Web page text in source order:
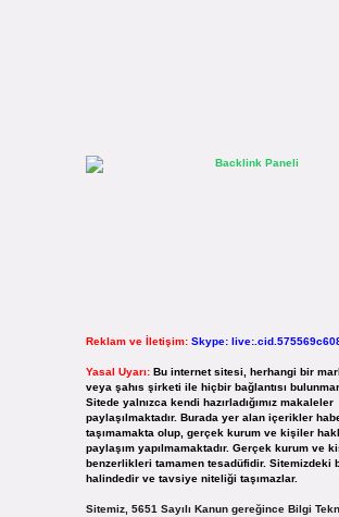
Reklam ve İletişim: Skype:
Yasal Uyarı: Bu internet sitesi, herhangi bir
veya şahıs şirketi ile hiçbir bağlantısı
Sitede yalnızca kendi hazırladığımız makaleler
paylaşılmaktadır. Burada yer alan içerikler
taşımamakta olup, gerçek kurum ve kişiler
paylaşım yapılmamaktadır. Gerçek kurum ve
benzerlikleri tamamen tesadüfidir. Sitemizdeki
halindedir ve tavsiye niteliği taşımazlar.
Sitemiz, 5651 Sayılı Kanun gereğince Bilgi